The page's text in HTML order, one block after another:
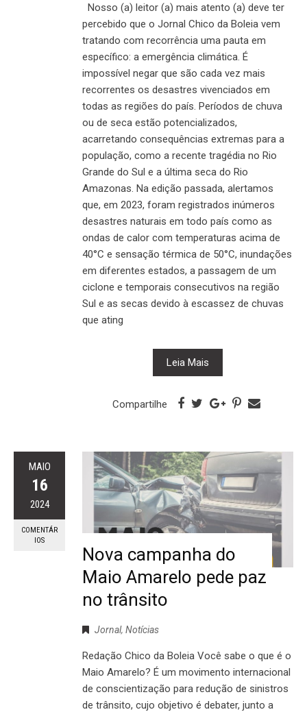
Nosso (a) leitor (a) mais atento (a) deve ter
percebido que o Jornal Chico da Boleia vem
tratando com recorrência uma pauta em
específico: a emergência climática. É
impossível negar que são cada vez mais
recorrentes os desastres vivenciados em
todas as regiões do país. Períodos de chuva
ou de seca estão potencializados,
acarretando consequências extremas para a
população, como a recente tragédia no Rio
Grande do Sul e a última seca do Rio
Amazonas. Na edição passada, alertamos
que, em 2023, foram registrados inúmeros
desastres naturais em todo país como as
ondas de calor com temperaturas acima de
40°C e sensação térmica de 50°C, inundações
em diferentes estados, a passagem de um
ciclone e temporais consecutivos na região
Sul e as secas devido à escassez de chuvas
que ating
Leia Mais
Compartilhe
MAIO
16
2024
COMENTÁR
IOS
Nova campanha do
Maio Amarelo pede paz
no trânsito
Jornal, Notícias
Redação Chico da Boleia Você sabe o que é o
Maio Amarelo? É um movimento internacional
de conscientização para redução de sinistros
de trânsito, cujo objetivo é debater, junto a